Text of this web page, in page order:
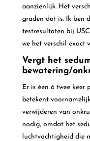
aanzienlijk. Het
graden dat is. Ik ben
testresultaten bij
we het verschil exact
Vergt het
bewatering/
Er is één à twee
betekent
verwijderen van
nodig, omdat het
luchtvochtigheid die